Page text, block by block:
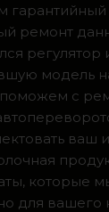
гарантийный
ремонт
регулятор
модель
с
ваш
которые
для вашего